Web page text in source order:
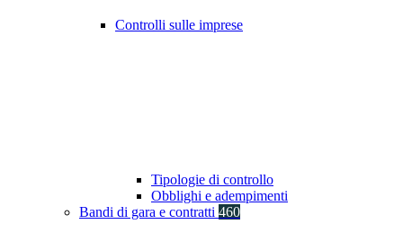
Controlli sulle imprese
Tipologie di controllo
Obblighi e adempimenti
Bandi di gara e contratti 460